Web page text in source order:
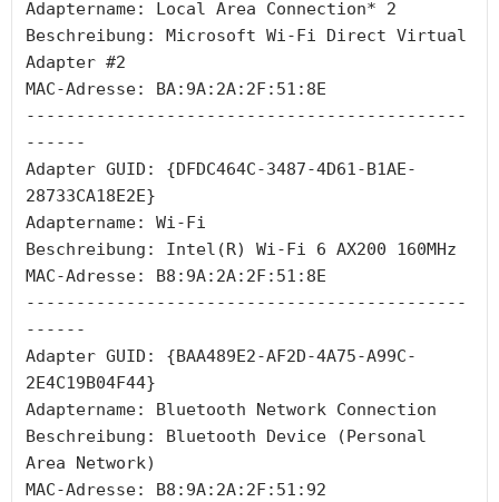
Adaptername: Local Area Connection* 2
Beschreibung: Microsoft Wi-Fi Direct Virtual
Adapter #2
MAC-Adresse: BA:9A:2A:2F:51:8E
--------------------------------------------
------
Adapter GUID: {DFDC464C-3487-4D61-B1AE-
28733CA18E2E}
Adaptername: Wi-Fi
Beschreibung: Intel(R) Wi-Fi 6 AX200 160MHz
MAC-Adresse: B8:9A:2A:2F:51:8E
--------------------------------------------
------
Adapter GUID: {BAA489E2-AF2D-4A75-A99C-
2E4C19B04F44}
Adaptername: Bluetooth Network Connection
Beschreibung: Bluetooth Device (Personal
Area Network)
MAC-Adresse: B8:9A:2A:2F:51:92